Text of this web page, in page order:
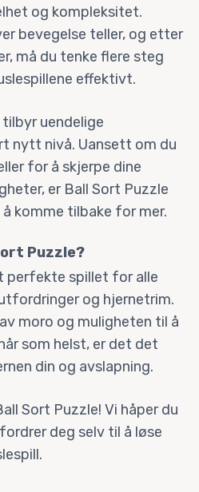
og kompleksitet.
bevegelse teller, og etter
må du tenke flere steg
effektivt.
uendelige
nytt nivå. Uansett om du
for å skjerpe dine
er Ball Sort Puzzle
komme tilbake for mer.
Puzzle?
perfekte spillet for alle
og hjernetrim.
moro og muligheten til å
som helst, er det det
din og avslapning.
Sort Puzzle! Vi håper du
deg selv til å løse